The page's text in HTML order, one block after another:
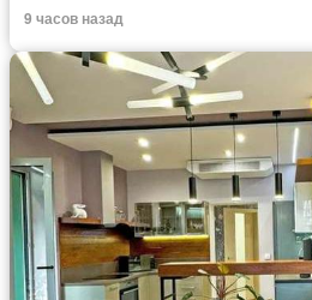
9 часов назад